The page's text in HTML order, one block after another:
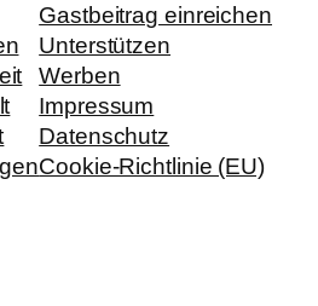
Gastbeitrag einreichen
Unterstützen
Werben
Impressum
Datenschutz
Cookie-Richtlinie (EU)